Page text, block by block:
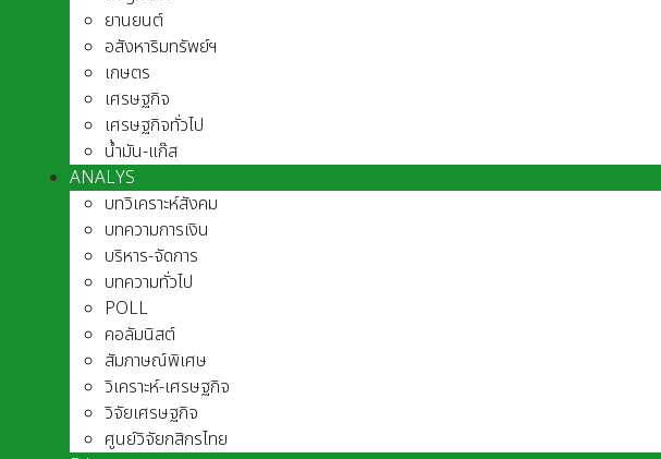
ยานยนต์
อสังหาริมทรัพย์ฯ
เกษตร
เศรษฐกิจ
เศรษฐกิจทั่วไป
น้ำมัน-แก๊ส
ANALYS
บทวิเคราะห์สังคม
บทความการเงิน
บริหาร-จัดการ
บทความทั่วไป
POLL
คอลัมนิสต์
สัมภาษณ์พิเศษ
วิเคราะห์-เศรษฐกิจ
วิจัยเศรษฐกิจ
ศูนย์วิจัยกสิกรไทย